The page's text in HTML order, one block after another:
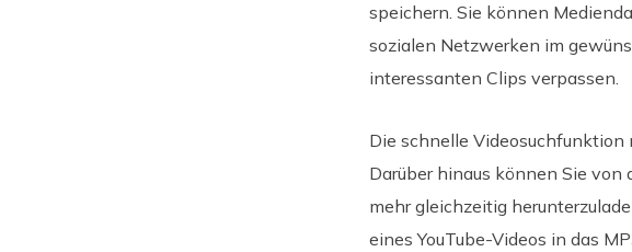
speichern. Sie können
sozialen Netzwerken im
interessanten Clips verpassen.
Die schnelle Videosuchfunktion
Darüber hinaus können Sie von
mehr gleichzeitig
eines YouTube-Videos in das